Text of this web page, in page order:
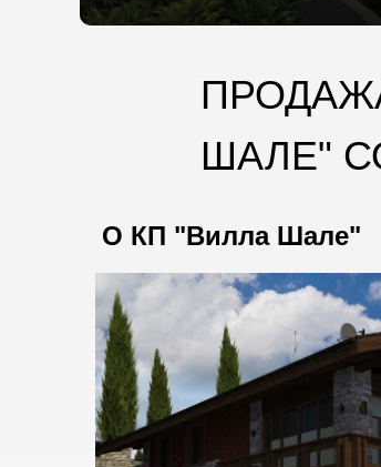
ШАЛЕ"
О КП "Вилла Шале"